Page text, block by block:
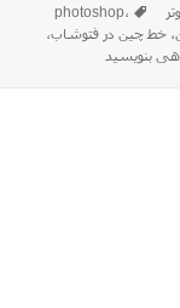
برچسب‌ها
photoshop،
،خط چین در فتوشاب،
آموزش درست کردن خط چین و
بنویسید